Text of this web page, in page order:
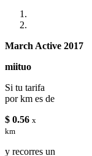
March Active 2017
miituo
Si tu tarifa
por km es de
$ 0.56 x
km
y recorres un